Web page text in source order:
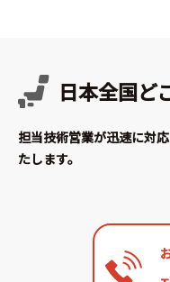
日本全国ど
担当技術営業が迅速に対
たします。